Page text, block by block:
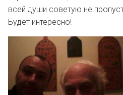
всей души советую не
Будет интересно!